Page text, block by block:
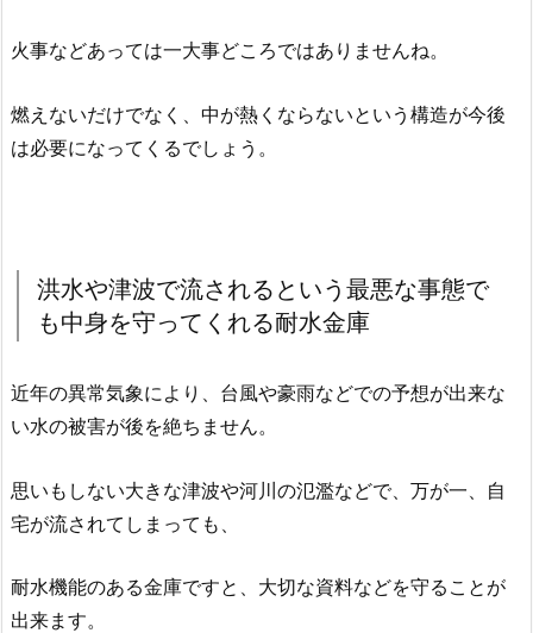
火事などあっては一大事どころではありませんね。
燃えないだけでなく、中が熱くならないという構造が今後
は必要になってくるでしょう。
洪水や津波で流されるという最悪な事態で
も中身を守ってくれる耐水金庫
近年の異常気象により、台風や豪雨などでの予想が出来な
い水の被害が後を絶ちません。
思いもしない大きな津波や河川の氾濫などで、万が一、自
宅が流されてしまっても、
耐水機能のある金庫ですと、大切な資料などを守ることが
出来ます。